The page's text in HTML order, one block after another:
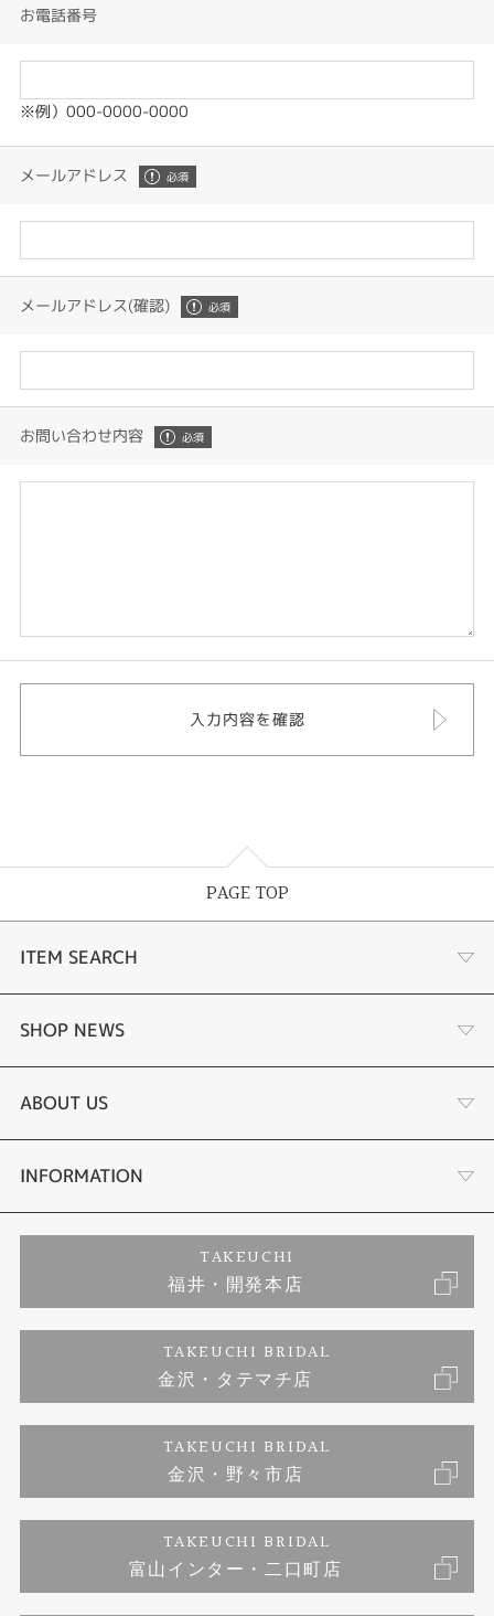
お電話番号
※例）000-0000-0000
メールアドレス
メールアドレス(確認)
お問い合わせ内容
PAGE TOP
ITEM SEARCH
婚約指輪
結婚指輪
セットリング
エタニティリング
婚約ネックレス
SHOP NEWS
サプライズプロポーズ相談室
ダイヤモンドカッターブランド
アフターメンテナンス
富山指輪工房｜手作りペアリング
富山指輪工房｜手作り結婚指輪 and 婚約指輪
富山指輪工房｜手作り婚約指輪プロポーズプラン
ABOUT US
店舗情報
お問い合わせ
INFORMATION
プライバシーポリシー
TAKEUCHI
福井・開発本店
TAKEUCHI BRIDAL
金沢・タテマチ店
TAKEUCHI BRIDAL
金沢・野々市店
TAKEUCHI BRIDAL
富山インター・二口町店